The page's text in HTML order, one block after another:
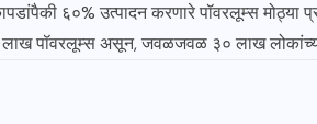
६०% उत्पादन करणारे पॉवरलूम्स मोठ्या
लाख पॉवरलूम्स असून, जवळजवळ ३० लाख